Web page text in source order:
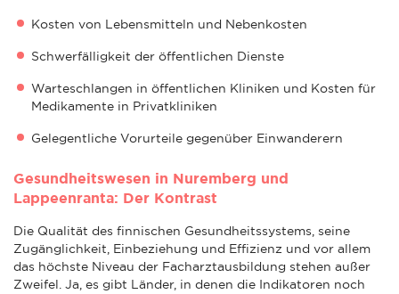
Kosten von Lebensmitteln und Nebenkosten
Schwerfälligkeit der öffentlichen Dienste
Warteschlangen in öffentlichen Kliniken und Kosten für
Medikamente in Privatkliniken
Gelegentliche Vorurteile gegenüber Einwanderern
Gesundheitswesen in Nuremberg und
Lappeenranta: Der Kontrast
Die Qualität des finnischen Gesundheitssystems, seine
Zugänglichkeit, Einbeziehung und Effizienz und vor allem
das höchste Niveau der Facharztausbildung stehen außer
Zweifel. Ja, es gibt Länder, in denen die Indikatoren noch